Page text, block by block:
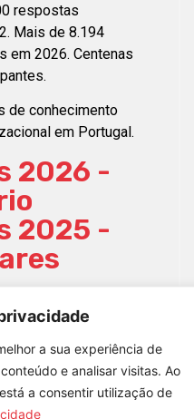
a sua experiência de
e analisar visitas. Ao
a consentir utilização de
respostas
Mais de 8.194
em 2026. Centenas
de conhecimento
em Portugal.
2026 -
2025 -
rights reserved